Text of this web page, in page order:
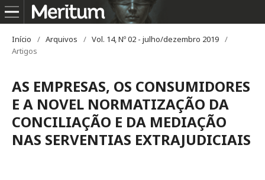
Início / Arquivos / Vol. 14, Nº 02 - julho/dezembro 2019 /
Artigos
AS EMPRESAS, OS CONSUMIDORES
E A NOVEL NORMATIZAÇÃO DA
CONCILIAÇÃO E DA MEDIAÇÃO
NAS SERVENTIAS EXTRAJUDICIAIS